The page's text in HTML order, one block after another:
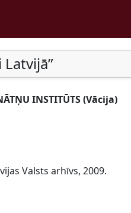
INSTITŪTS (Vācija)
Valsts arhīvs, 2009.